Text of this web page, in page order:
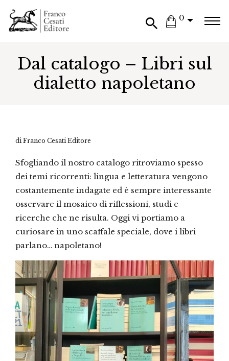
0
Dal catalogo – Libri sul
dialetto napoletano
di Franco Cesati Editore
Sfogliando il nostro catalogo ritroviamo spesso
dei temi ricorrenti: lingua e letteratura vengono
costantemente indagate ed è sempre interessante
osservare il mosaico di riflessioni, studi e
ricerche che ne risulta. Oggi vi portiamo a
curiosare in uno scaffale speciale, dove i libri
parlano… napoletano!